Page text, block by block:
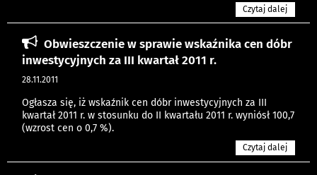
Czytaj dalej
Obwieszczenie w sprawie wskaźnika cen dóbr
inwestycyjnych za III kwartał 2011 r.
28.11.2011
Ogłasza się, iż wskaźnik cen dóbr inwestycyjnych za III
kwartał 2011 r. w stosunku do II kwartału 2011 r. wyniósł 100,7
(wzrost cen o 0,7 %).
Czytaj dalej